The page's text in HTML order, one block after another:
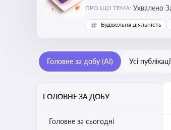
ПРО ЩО ТЕМА: Ухвалено
Будівельна діяльність
Головне за добу (AI) Усі
ГОЛОВНЕ ЗА ДОБУ
Головне за сьогодні